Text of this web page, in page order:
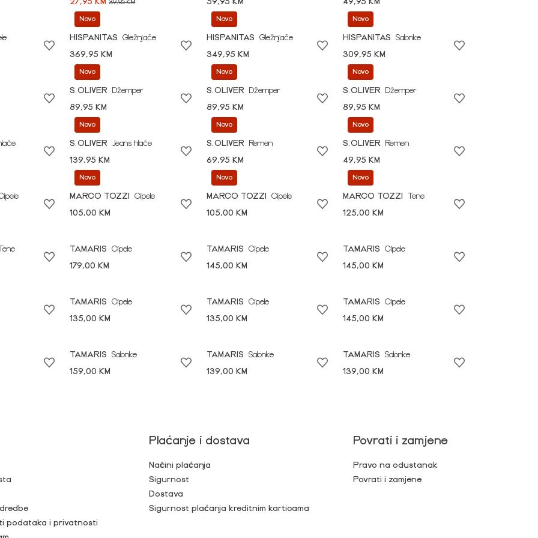
27,95 KM39,95 KM 59,95 KM 49,95 KM
Novo
HISPANITAS
Gležnjače
369,95 KM
Novo
HISPANITAS
Gležnjače
349,95 KM
Novo
HISPANITAS
Salonke
309,95 KM
Novo
S.OLIVER
Džemper
89,95 KM
Novo
S.OLIVER
Džemper
89,95 KM
Novo
S.OLIVER
Džemper
89,95 KM
Novo
S.OLIVER
Jeans hlače
139,95 KM
Novo
S.OLIVER
Remen
69,95 KM
Novo
S.OLIVER
Remen
49,95 KM
Novo
MARCO TOZZI
Cipele
105,00 KM
Novo
MARCO TOZZI
Cipele
105,00 KM
Novo
MARCO TOZZI
Tene
125,00 KM
TAMARIS
Cipele
179,00 KM
TAMARIS
Cipele
145,00 KM
TAMARIS
Cipele
145,00 KM
TAMARIS
Cipele
135,00 KM
TAMARIS
Cipele
135,00 KM
TAMARIS
Cipele
145,00 KM
TAMARIS
Salonke
159,00 KM
TAMARIS
Salonke
139,00 KM
TAMARIS
Salonke
139,00 KM
podataka i privatnosti
Plaćanje i dostava
Načini plaćanja
Sigurnost
Dostava
Sigurnost plaćanja kreditnim karticama
Povrati i zamjene
Pravo na odustanak
Povrati i zamjene